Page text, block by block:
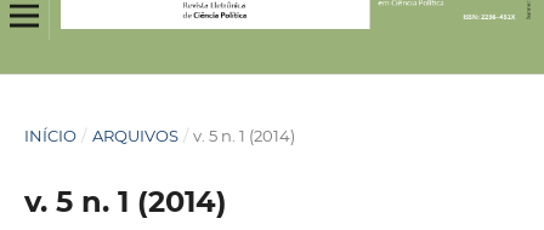
INÍCIO / ARQUIVOS / v. 5 n. 1 (2014)
v. 5 n. 1 (2014)